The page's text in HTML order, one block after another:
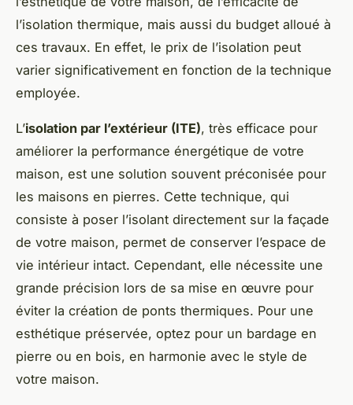
l’isolation thermique, mais aussi du budget alloué à
ces travaux. En effet, le prix de l’isolation peut
varier significativement en fonction de la technique
employée.
L’isolation par l’extérieur (ITE), très efficace pour
améliorer la performance énergétique de votre
maison, est une solution souvent préconisée pour
les maisons en pierres. Cette technique, qui
consiste à poser l’isolant directement sur la façade
de votre maison, permet de conserver l’espace de
vie intérieur intact. Cependant, elle nécessite une
grande précision lors de sa mise en œuvre pour
éviter la création de ponts thermiques. Pour une
esthétique préservée, optez pour un bardage en
pierre ou en bois, en harmonie avec le style de
votre maison.